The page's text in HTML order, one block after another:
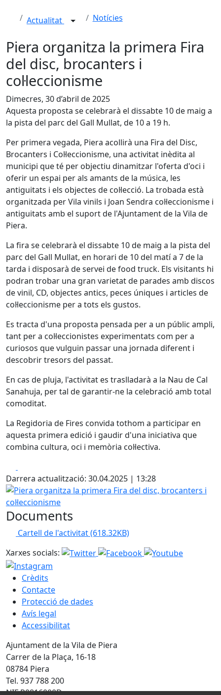
Actualitat Notícies
Piera organitza la primera Fira
del disc, brocanters i
col·leccionisme
Dimecres, 30 d’abril de 2025
Aquesta proposta se celebrarà el dissabte 10 de maig a
la pista del parc del Gall Mullat, de 10 a 19 h.
Per primera vegada, Piera acollirà una Fira del Disc,
Brocanters i Col·leccionisme, una activitat inèdita al
municipi que té per objectiu dinamitzar l'oferta d'oci i
oferir un espai per als amants de la música, les
antiguitats i els objectes de col·lecció. La trobada està
organitzada per Vila vinils i Joan Sendra col·leccionisme i
antiguitats amb el suport de l'Ajuntament de la Vila de
Piera.
La fira se celebrarà el dissabte 10 de maig a la pista del
parc del Gall Mullat, en horari de 10 del matí a 7 de la
tarda i disposarà de servei de food truck. Els visitants hi
podran trobar una gran varietat de parades amb discos
de vinil, CD, objectes antics, peces úniques i articles de
col·leccionisme per a tots els gustos.
Es tracta d'una proposta pensada per a un públic ampli,
tant per a col·leccionistes experimentats com per a
curiosos que vulguin passar una jornada diferent i
descobrir tresors del passat.
En cas de pluja, l'activitat es traslladarà a la Nau de Cal
Sanahuja, per tal de garantir-ne la celebració amb total
comoditat.
La Regidoria de Fires convida tothom a participar en
aquesta primera edició i gaudir d'una iniciativa que
combina cultura, oci i memòria col·lectiva.
Darrera actualització: 30.04.2025 | 13:28
Piera organitza la primera Fira del disc, brocanters i
Documents
Cartell de l'activitat(618.32KB)
Xarxes socials:
Crèdits
Contacte
Protecció de dades
Avís legal
Accessibilitat
Ajuntament de la Vila de Piera
Carrer de la Plaça, 16-18
08784 Piera
Tel. 937 788 200
NIF P0816000D